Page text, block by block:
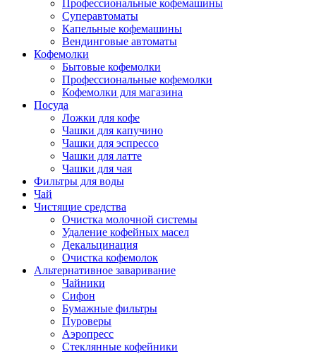
Профессиональные кофемашины
Суперавтоматы
Капельные кофемашины
Вендинговые автоматы
Кофемолки
Бытовые кофемолки
Профессиональные кофемолки
Кофемолки для магазина
Посуда
Ложки для кофе
Чашки для капучино
Чашки для эспрессо
Чашки для латте
Чашки для чая
Фильтры для воды
Чай
Чистящие средства
Очистка молочной системы
Удаление кофейных масел
Декальцинация
Очистка кофемолок
Альтернативное заваривание
Чайники
Сифон
Бумажные фильтры
Пуроверы
Аэропресс
Стеклянные кофейники